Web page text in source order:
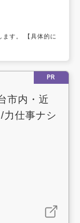
ます。 【具体的に
PR
市内・近
力仕事ナシ